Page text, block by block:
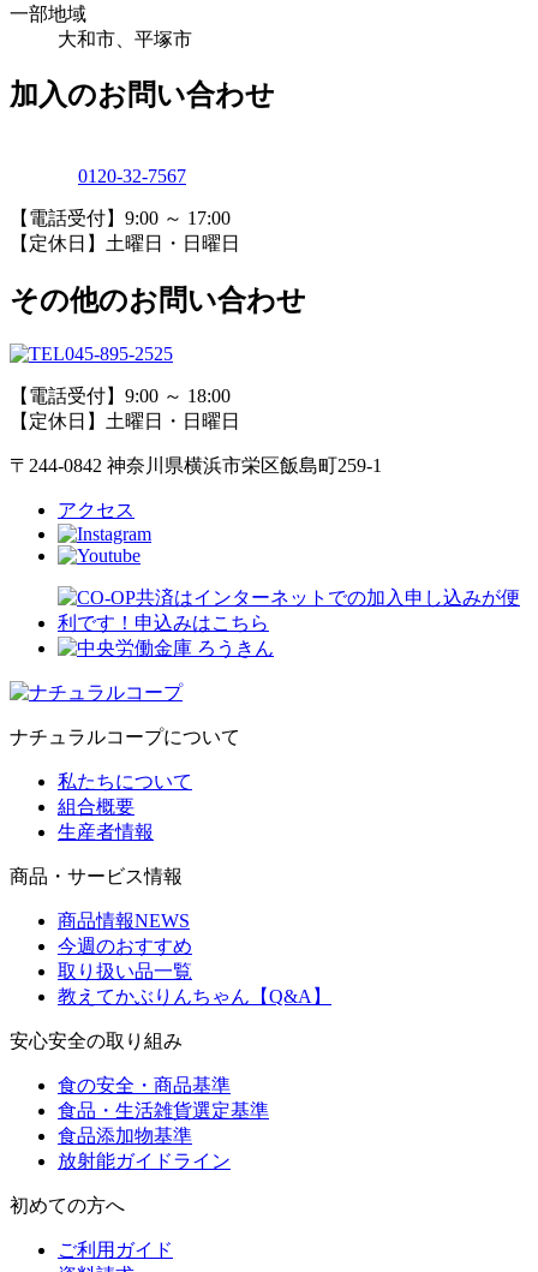
一部地域
大和市、平塚市
加入のお問い合わせ
0120-32-7567
【電話受付】9:00 ～ 17:00
【定休日】土曜日・日曜日
その他のお問い合わせ
045-895-2525
【電話受付】9:00 ～ 18:00
【定休日】土曜日・日曜日
〒244-0842 神奈川県横浜市栄区飯島町259-1
アクセス
ナチュラルコープについて
私たちについて
組合概要
生産者情報
商品・サービス情報
商品情報NEWS
今週のおすすめ
取り扱い品一覧
教えてかぶりんちゃん【Q&A】
安心安全の取り組み
食の安全・商品基準
食品・生活雑貨選定基準
食品添加物基準
放射能ガイドライン
初めての方へ
ご利用ガイド